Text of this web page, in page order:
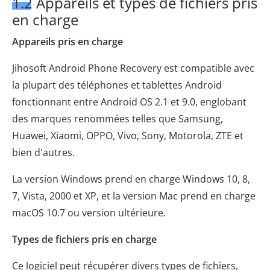
en charge
Appareils pris en charge
Jihosoft Android Phone Recovery est compatible avec
la plupart des téléphones et tablettes Android
fonctionnant entre Android OS 2.1 et 9.0, englobant
des marques renommées telles que Samsung,
Huawei, Xiaomi, OPPO, Vivo, Sony, Motorola, ZTE et
bien d'autres.
La version Windows prend en charge Windows 10, 8,
7, Vista, 2000 et XP, et la version Mac prend en charge
macOS 10.7 ou version ultérieure.
Types de fichiers pris en charge
Ce logiciel peut récupérer divers types de fichiers,